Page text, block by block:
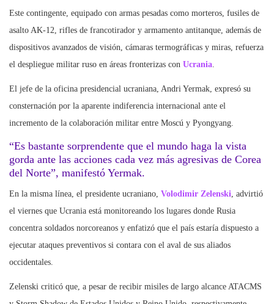
Este contingente, equipado con armas pesadas como morteros, fusiles de
asalto AK-12, rifles de francotirador y armamento antitanque, además de
dispositivos avanzados de visión, cámaras termográficas y miras, refuerza
el despliegue militar ruso en áreas fronterizas con Ucrania.
El jefe de la oficina presidencial ucraniana, Andri Yermak, expresó su
consternación por la aparente indiferencia internacional ante el
incremento de la colaboración militar entre Moscú y Pyongyang.
“Es bastante sorprendente que el mundo haga la vista
gorda ante las acciones cada vez más agresivas de Corea
del Norte”, manifestó Yermak.
En la misma línea, el presidente ucraniano, Volodimir Zelenski, advirtió
el viernes que Ucrania está monitoreando los lugares donde Rusia
concentra soldados norcoreanos y enfatizó que el país estaría dispuesto a
ejecutar ataques preventivos si contara con el aval de sus aliados
occidentales.
Zelenski criticó que, a pesar de recibir misiles de largo alcance ATACMS